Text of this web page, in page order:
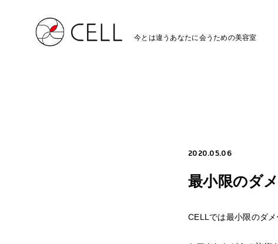
今とは違うあなたに会うための美容室
2020.05.06
最小限のダ
CELLでは最小限のダ